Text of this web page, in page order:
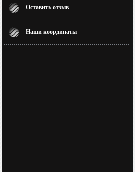
Оставить отзыв
Наши координаты